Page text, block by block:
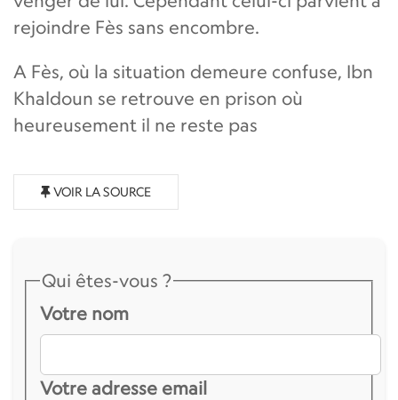
rejoindre Fès sans encombre.
A Fès, où la situation demeure confuse, Ibn
Khaldoun se retrouve en prison où
heureusement il ne reste pas
VOIR LA SOURCE
Qui êtes-vous ?
Votre nom
Votre adresse email